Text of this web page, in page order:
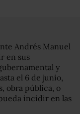
Andrés Manuel
en sus
y
el 6 de junio,
obra pública, o
incidir en las